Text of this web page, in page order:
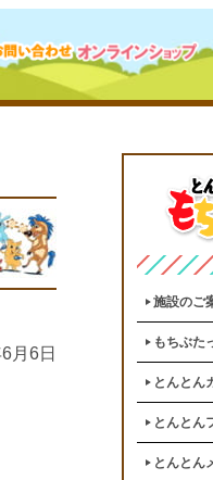
月6日
施設のご
もちぶた
とんとん
とんとん
とんとん